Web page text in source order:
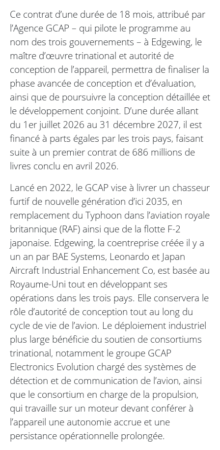
Ce contrat d’une durée de 18 mois, attribué par
l’Agence GCAP – qui pilote le programme au
nom des trois gouvernements – à Edgewing, le
maître d’œuvre trinational et autorité de
conception de l’appareil, permettra de finaliser la
phase avancée de conception et d’évaluation,
ainsi que de poursuivre la conception détaillée et
le développement conjoint. D’une durée allant
du 1er juillet 2026 au 31 décembre 2027, il est
financé à parts égales par les trois pays, faisant
suite à un premier contrat de 686 millions de
livres conclu en avril 2026.
Lancé en 2022, le GCAP vise à livrer un chasseur
furtif de nouvelle génération d’ici 2035, en
remplacement du Typhoon dans l’aviation royale
britannique (RAF) ainsi que de la flotte F-2
japonaise. Edgewing, la coentreprise créée il y a
un an par BAE Systems, Leonardo et Japan
Aircraft Industrial Enhancement Co, est basée au
Royaume-Uni tout en développant ses
opérations dans les trois pays. Elle conservera le
rôle d’autorité de conception tout au long du
cycle de vie de l’avion. Le déploiement industriel
plus large bénéficie du soutien de consortiums
trinational, notamment le groupe GCAP
Electronics Evolution chargé des systèmes de
détection et de communication de l’avion, ainsi
que le consortium en charge de la propulsion,
qui travaille sur un moteur devant conférer à
l’appareil une autonomie accrue et une
persistance opérationnelle prolongée.